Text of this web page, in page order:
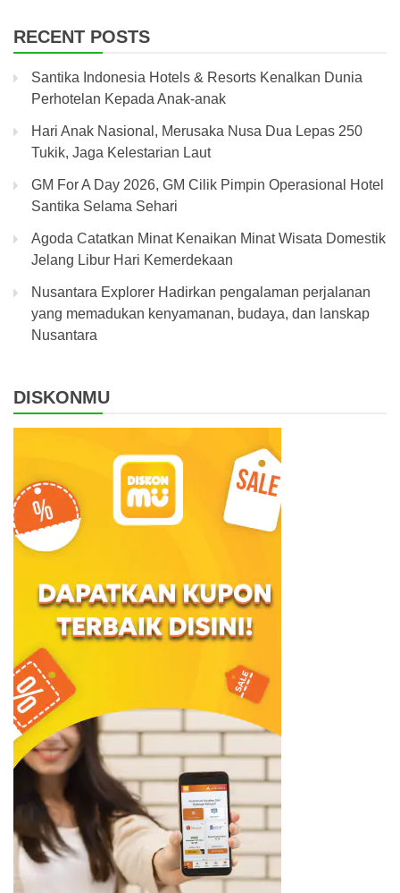
RECENT POSTS
Santika Indonesia Hotels & Resorts Kenalkan Dunia
Perhotelan Kepada Anak-anak
Hari Anak Nasional, Merusaka Nusa Dua Lepas 250
Tukik, Jaga Kelestarian Laut
GM For A Day 2026, GM Cilik Pimpin Operasional Hotel
Santika Selama Sehari
Agoda Catatkan Minat Kenaikan Minat Wisata Domestik
Jelang Libur Hari Kemerdekaan
Nusantara Explorer Hadirkan pengalaman perjalanan
yang memadukan kenyamanan, budaya, dan lanskap
Nusantara
DISKONMU